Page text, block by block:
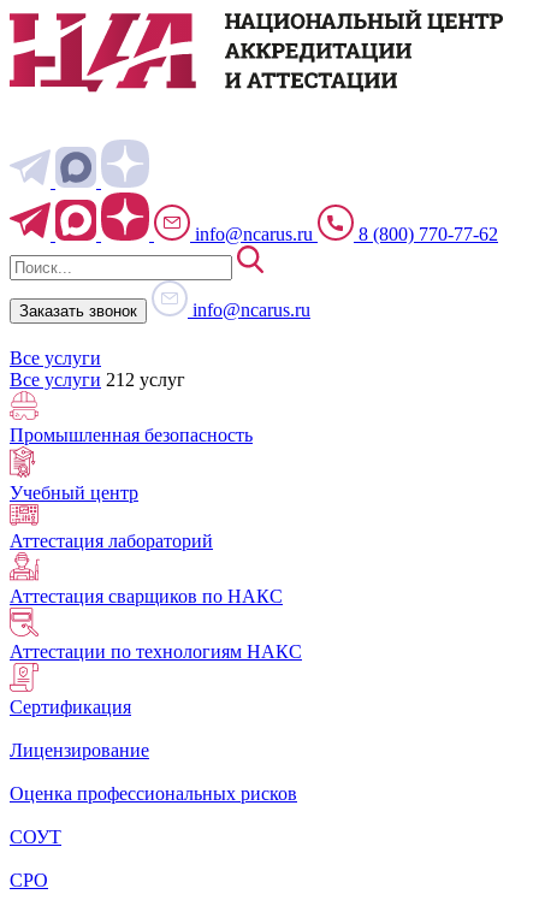
info@ncarus.ru 8 (800) 770-77-62
Заказать звонок info@ncarus.ru
Все услуги
Все услуги 212 услуг
Промышленная безопасность
Учебный центр
Аттестация лабораторий
Аттестация сварщиков по НАКС
Аттестации по технологиям НАКС
Сертификация
Лицензирование
Оценка профессиональных рисков
СОУТ
СРО